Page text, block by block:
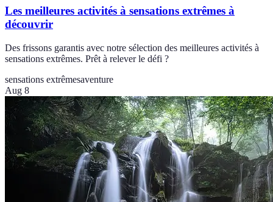
Les meilleures activités à sensations extrêmes à
découvrir
Des frissons garantis avec notre sélection des meilleures activités à
sensations extrêmes. Prêt à relever le défi ?
sensations extrêmesaventure
Aug 8